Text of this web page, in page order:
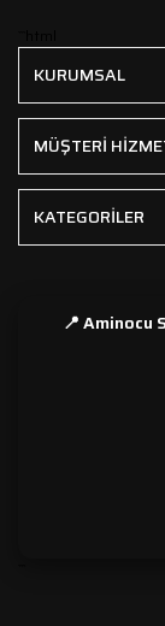
KURUMSAL
MÜŞTERİ
KATEGORİLER
📍 Aminocu